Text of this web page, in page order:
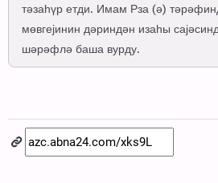
тәзаһүр етди. Имам Рза (ә)
мөвгејинин дәриндән изаһы
шәрәфлә баша вурду.